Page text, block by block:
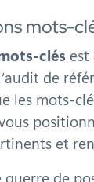
mots-
clés
de
les mots-
et
guerre de